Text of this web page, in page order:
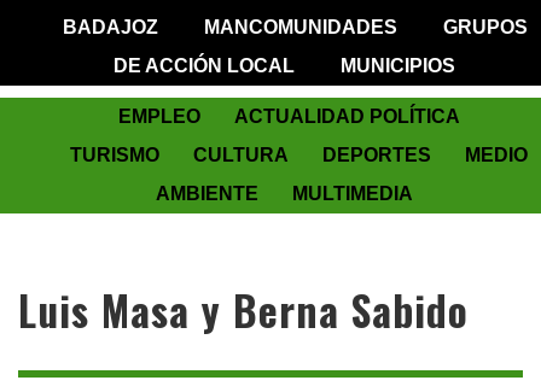
BADAJOZ
MANCOMUNIDADES
GRUPOS
DE ACCIÓN LOCAL
MUNICIPIOS
EMPLEO
ACTUALIDAD POLÍTICA
TURISMO
CULTURA DEPORTES
MEDIO
AMBIENTE
MULTIMEDIA
Luis Masa y Berna Sabido